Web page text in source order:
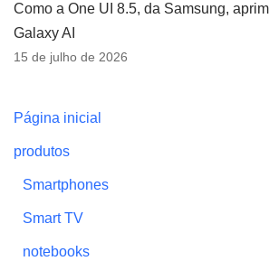
Como a One UI 8.5, da Samsung,
Galaxy AI
15 de julho de 2026
Página inicial
produtos
Smartphones
Smart TV
notebooks